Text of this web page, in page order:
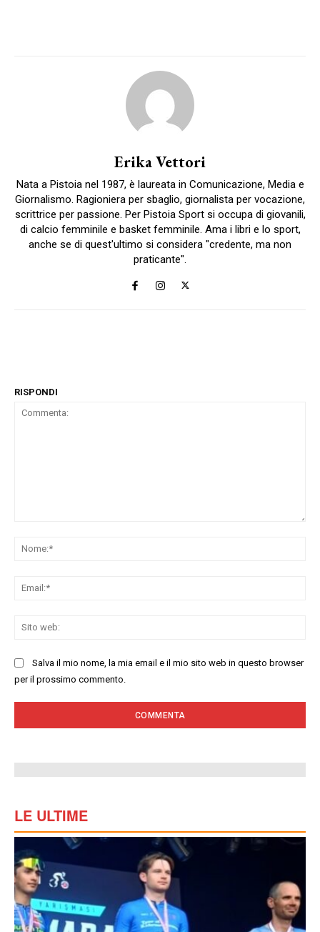
Erika Vettori
Nata a Pistoia nel 1987, è laureata in Comunicazione, Media e
Giornalismo. Ragioniera per sbaglio, giornalista per vocazione,
scrittrice per passione. Per Pistoia Sport si occupa di giovanili,
di calcio femminile e basket femminile. Ama i libri e lo sport,
anche se di quest'ultimo si considera "credente, ma non
praticante".
RISPONDI
Salva il mio nome, la mia email e il mio sito web in questo browser
per il prossimo commento.
LE ULTIME